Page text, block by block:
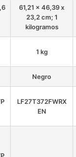
61,21 x 46,39 x
23,2 cm; 1
kilogramos
1 kg
Negro
LF27T372FWRX
EN